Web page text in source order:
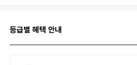
등급별 혜택 안내